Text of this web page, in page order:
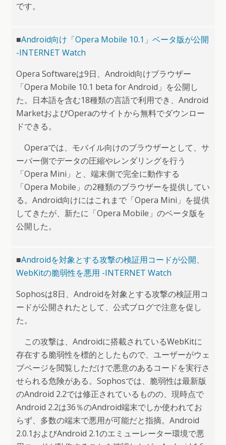
です。
■Android向け「Opera Mobile 10.1」ベータ版が公開
-INTERNET Watch
Opera Softwareは9日、Android向けブラウザー
「Opera Mobile 10.1 beta for Android」を公開し
た。日本語を含む18種類の言語で利用でき、Android
MarketおよびOperaのサイトから無料でダウンロー
ドできる。
Operaでは、モバイル向けのブラウザーとして、サ
ーバー側でデータの圧縮やレンダリングを行う
「Opera Mini」と、端末側で完全に動作する
「Opera Mobile」の2種類のブラウザーを提供してい
る。Android向けにはこれまで「Opera Mini」を提供
してきたが、新たに「Opera Mobile」のベータ版を
公開した。
■Androidを対象とする攻撃の検証用コードが公開、
WebKitの脆弱性を悪用 -INTERNET Watch
Sophosは8日、Androidを対象とする攻撃の検証用コ
ードが公開されたとして、公式ブログで注意を促し
た。
この攻撃は、Androidに搭載されているWebKitに
存在する脆弱性を標的としたもので、ユーザーがウェ
ブページを閲覧しただけで悪意のあるコードを実行さ
せられる危険がある。Sophosでは、脆弱性は最新版
のAndroid 2.2では修正されているものの、現時点で
Android 2.2は36％のAndroid端末でしか使われてお
らず、多数の端末で悪用が可能だと指摘。Android
2.0.1およびAndroid 2.1のエミューレーター環境で悪